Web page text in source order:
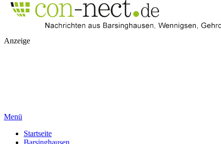
Anzeige
Menü
Startseite
Barsinghausen